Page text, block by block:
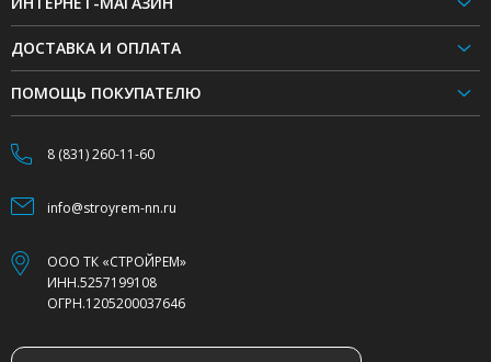
ДОСТАВКА И ОПЛАТА
ПОМОЩЬ ПОКУПАТЕЛЮ
8 (831) 260-11-60
info@stroyrem-nn.ru
ООО ТК «СТРОЙРЕМ»
ИНН.5257199108
ОГРН.1205200037646